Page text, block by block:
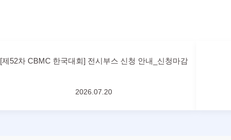
[제52차 CBMC 한국대회] 전시부스 신청 안내_신청마감
2026.07.20